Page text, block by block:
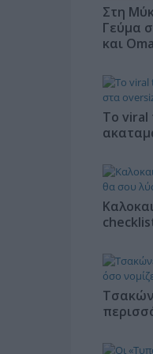
Στη
Γεύμα
και
Το viral